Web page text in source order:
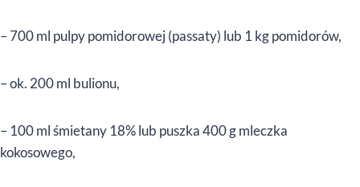
– 700 ml pulpy pomidorowej (passaty) lub 1 kg pomidorów,
– ok. 200 ml bulionu,
– 100 ml śmietany 18% lub puszka 400 g mleczka
kokosowego,